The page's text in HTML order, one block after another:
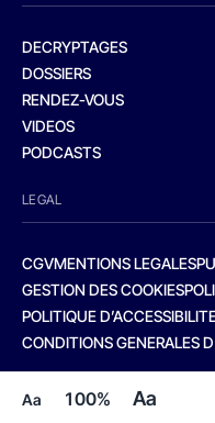
Aa 100% Aa
DECRYPTAGES
DOSSIERS
RENDEZ-VOUS
VIDEOS
PODCASTS
LEGAL
CGVMENTIONS LEGALES
GESTION DES COOKIES
POLITIQUE
CONDITIONS GENERALES